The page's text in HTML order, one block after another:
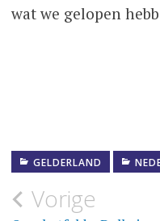
wat we gelopen
GELDERLAND
Bericht
Vorige